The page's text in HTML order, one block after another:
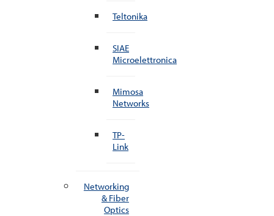
Teltonika
SIAE
Microelettronica
Mimosa
Networks
TP-
Link
Networking
& Fiber
Optics